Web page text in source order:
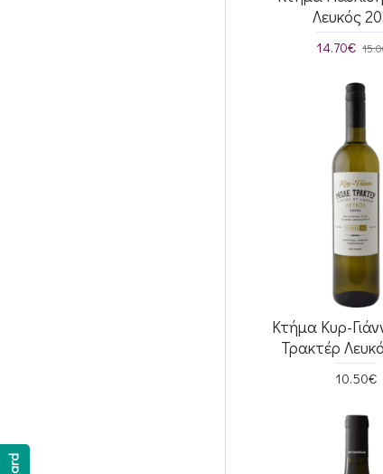
Λευκός
14.70€
Κτήμα Κυρ-
Τρακτέρ
10.50€